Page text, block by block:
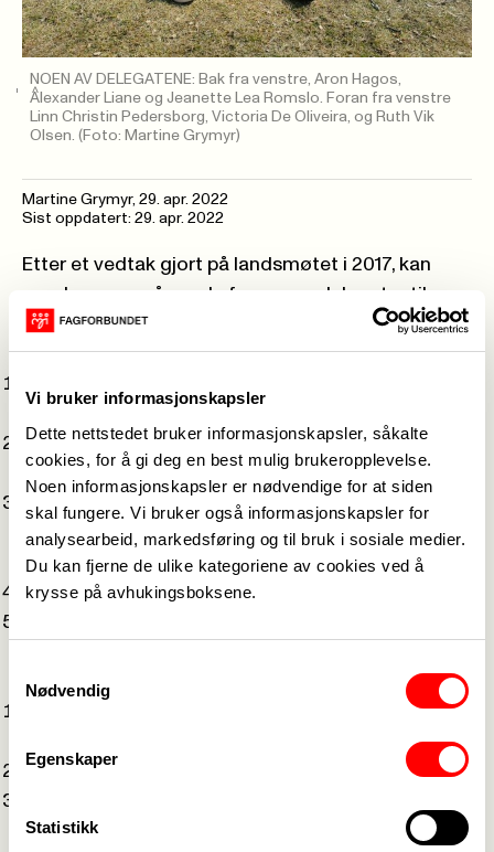
Vi bruker informasjonskapsler
Dette nettstedet bruker informasjonskapsler, såkalte
cookies, for å gi deg en best mulig brukeropplevelse.
Noen informasjonskapsler er nødvendige for at siden
skal fungere. Vi bruker også informasjonskapsler for
analysearbeid, markedsføring og til bruk i sosiale medier.
Du kan fjerne de ulike kategoriene av cookies ved å
krysse på avhukingsboksene.
Nødvendig
Egenskaper
Statistikk
NOEN AV DELEGATENE: Bak fra venstre, Aron Hagos,
Alexander Liane og Jeanette Lea Romslo. Foran fra venstre
Linn Christin Pedersborg, Victoria De Oliveira, og Ruth Vik
Olsen. (Foto: Martine Grymyr)
Martine Grymyr, 29. apr. 2022
Sist oppdatert: 29. apr. 2022
Etter et vedtak gjort på landsmøtet i 2017, kan
ungdommen nå sende fem egne delegater til
Fagforbundets viktigste styrende organ.
Delegater er:
sentralt ungdomsutvalg
Alexander Liane, f. 1994, 1. vara til sentralt
ungdomsutvalg
Andrea Westbye, f. 1994, Teater og scene,
kostymesyer Den Norske Opera og Ballett,
ungdomstilltisvalgt/plasstillitsvalgt
Aron Hagos, f. 1995, studentkontakt Oslo
Vara i rekke:
Hans Opstvedt, f. 1992, Post og Finans, postbud,
Ruth Vik Olsen, f. 2000, studentkontakt Vestland
ungdomsarbeider, ungdomsutvalget Viken